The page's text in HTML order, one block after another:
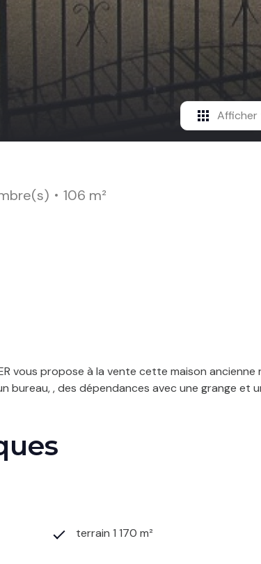
Afficher
106 m²
vous propose à la vente cette maison
bureau, , des dépendances avec une grange et
terrain 1 170 m²